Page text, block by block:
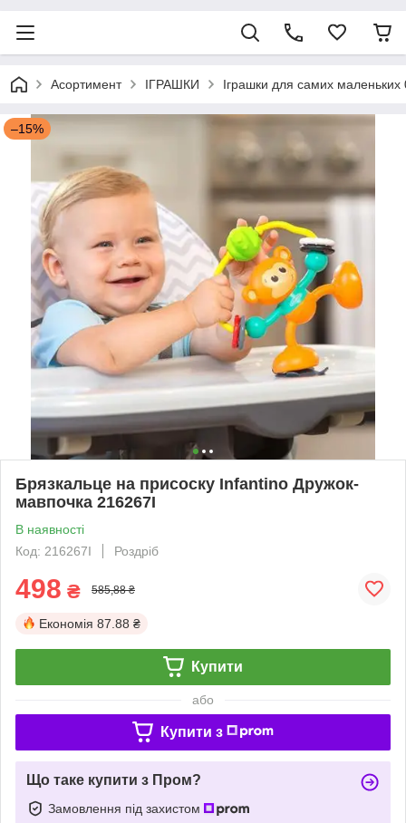
Асортимент ІГРАШКИ Іграшки для самих маленьких
–15%
Брязкальце на присоску Infantino Дружок-
мавпочка 216267I
В наявності
Код: 216267I
Роздріб
498 ₴ 585,88 ₴
Економія 87.88 ₴
Купити
або
Купити з
Що таке купити з Пром?
Замовлення під захистом